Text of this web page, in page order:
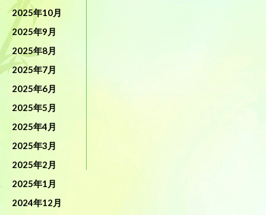
2025年10月
2025年9月
2025年8月
2025年7月
2025年6月
2025年5月
2025年4月
2025年3月
2025年2月
2025年1月
2024年12月